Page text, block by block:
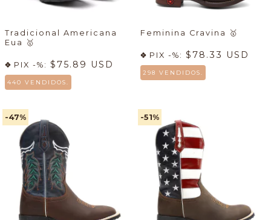
Tradicional Americana
Eua
🥇
PIX -%: $75.89 USD
440 VENDIDOS.
Feminina Cravina 🥇
PIX -%: $78.33 USD
298 VENDIDOS.
-47% -51%